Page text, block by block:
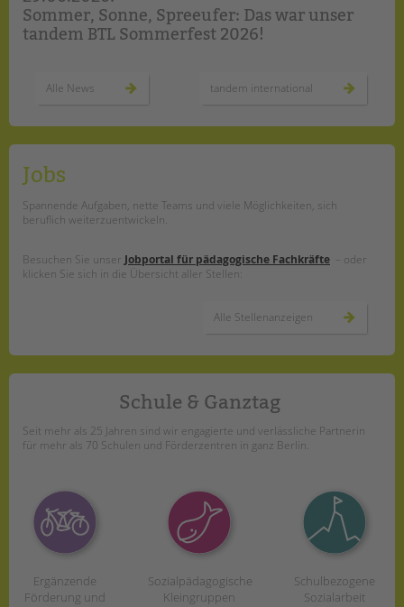
schoolcoach BTL
KARRIERE
tandem als Arbeitgeberin
NEWS/BLOG
unkuerzbar
Briefe an Kai
PRESSE
Datenschutz
Hinweisgebersystem
Sommer, Sonne, Spreeufer: Das war unser
tandem BTL Sommerfest 2026!
Alle News tandem international
Jobs
Spannende Aufgaben, nette Teams und viele Möglichkeiten, sich
beruflich weiterzuentwickeln.
Besuchen Sie unser Jobportal für pädagogische Fachkräfte – oder
klicken Sie sich in die Übersicht aller Stellen:
Alle Stellenanzeigen
Schule & Ganztag
Seit mehr als 25 Jahren sind wir engagierte und verlässliche Partnerin
für mehr als 70 Schulen und Förderzentren in ganz Berlin.
Ergänzende
Förderung und
Sozialpädagogische
Kleingruppen
Schulbezogene
Sozialarbeit